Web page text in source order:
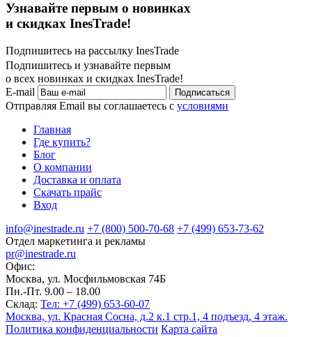
Узнавайте первым о новинках
и скидках InesTrade!
Подпишитесь на рассылку InesTrade
Подпишитесь и узнавайте первым
о всех новинках и скидках InesTrade!
E-mail
Подписаться
Отправляя Email вы соглашаетесь с условиями
Главная
Где купить?
Блог
О компании
Доставка и оплата
Скачать прайс
Вход
info@inestrade.ru +7 (800) 500-70-68 +7 (499) 653-73-62
Отдел маркетинга и рекламы
pr@inestrade.ru
Офис:
Москва, ул. Мосфильмовская 74Б
Пн.-Пт. 9.00 – 18.00
Склад: Тел: +7 (499) 653-60-07
Москва, ул. Красная Сосна, д.2 к.1 стр.1, 4 подъезд, 4 этаж.
Политика конфиденциальности Карта сайта